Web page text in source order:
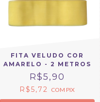
FITA VELUDO COR
AMARELO - 2 METROS
R$5,90
R$5,72 COM PIX